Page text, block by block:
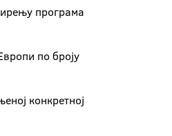
програма
по броју
конкретној